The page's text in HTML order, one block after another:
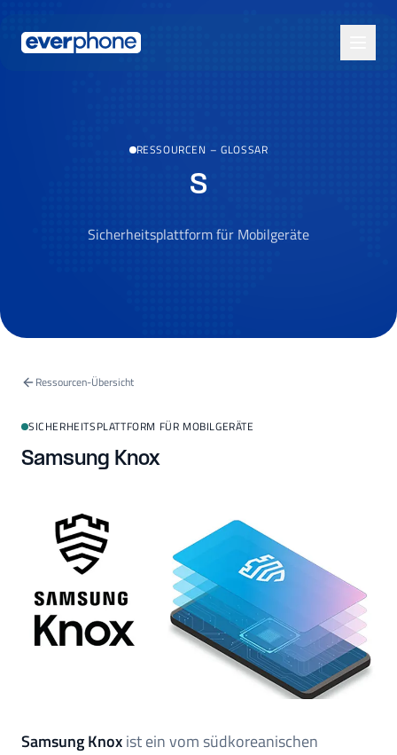
RESSOURCEN – GLOSSAR
S
Sicherheitsplattform für Mobilgeräte
Ressourcen-Übersicht
SICHERHEITSPLATTFORM FÜR MOBILGERÄTE
Samsung Knox
Samsung Knoxist ein vom südkoreanischen